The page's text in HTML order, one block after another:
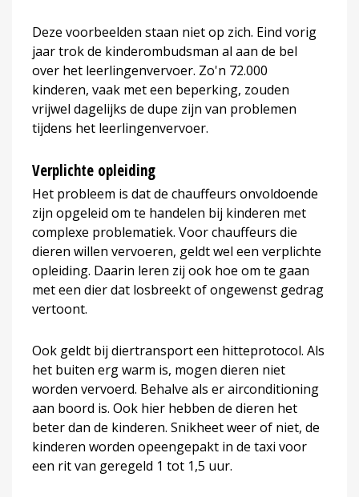
Deze voorbeelden staan niet op zich. Eind vorig
jaar trok de kinderombudsman al aan de bel
over het leerlingenvervoer. Zo'n 72.000
kinderen, vaak met een beperking, zouden
vrijwel dagelijks de dupe zijn van problemen
tijdens het leerlingenvervoer.
Verplichte opleiding
Het probleem is dat de chauffeurs onvoldoende
zijn opgeleid om te handelen bij kinderen met
complexe problematiek. Voor chauffeurs die
dieren willen vervoeren, geldt wel een verplichte
opleiding. Daarin leren zij ook hoe om te gaan
met een dier dat losbreekt of ongewenst gedrag
vertoont.
Ook geldt bij diertransport een hitteprotocol. Als
het buiten erg warm is, mogen dieren niet
worden vervoerd. Behalve als er airconditioning
aan boord is. Ook hier hebben de dieren het
beter dan de kinderen. Snikheet weer of niet, de
kinderen worden opeengepakt in de taxi voor
een rit van geregeld 1 tot 1,5 uur.